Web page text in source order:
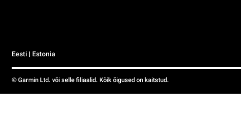
Eesti | Estonia
© Garmin Ltd. või selle filiaalid. Kõik õigused on kaitstud.